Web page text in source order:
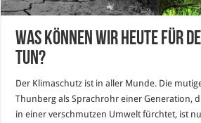
Was können wir heute für
tun?
Der Klimaschutz ist in aller Munde. Die
Thunberg als Sprachrohr einer Generation,
in einer verschmutzen Umwelt fürchtet, ist